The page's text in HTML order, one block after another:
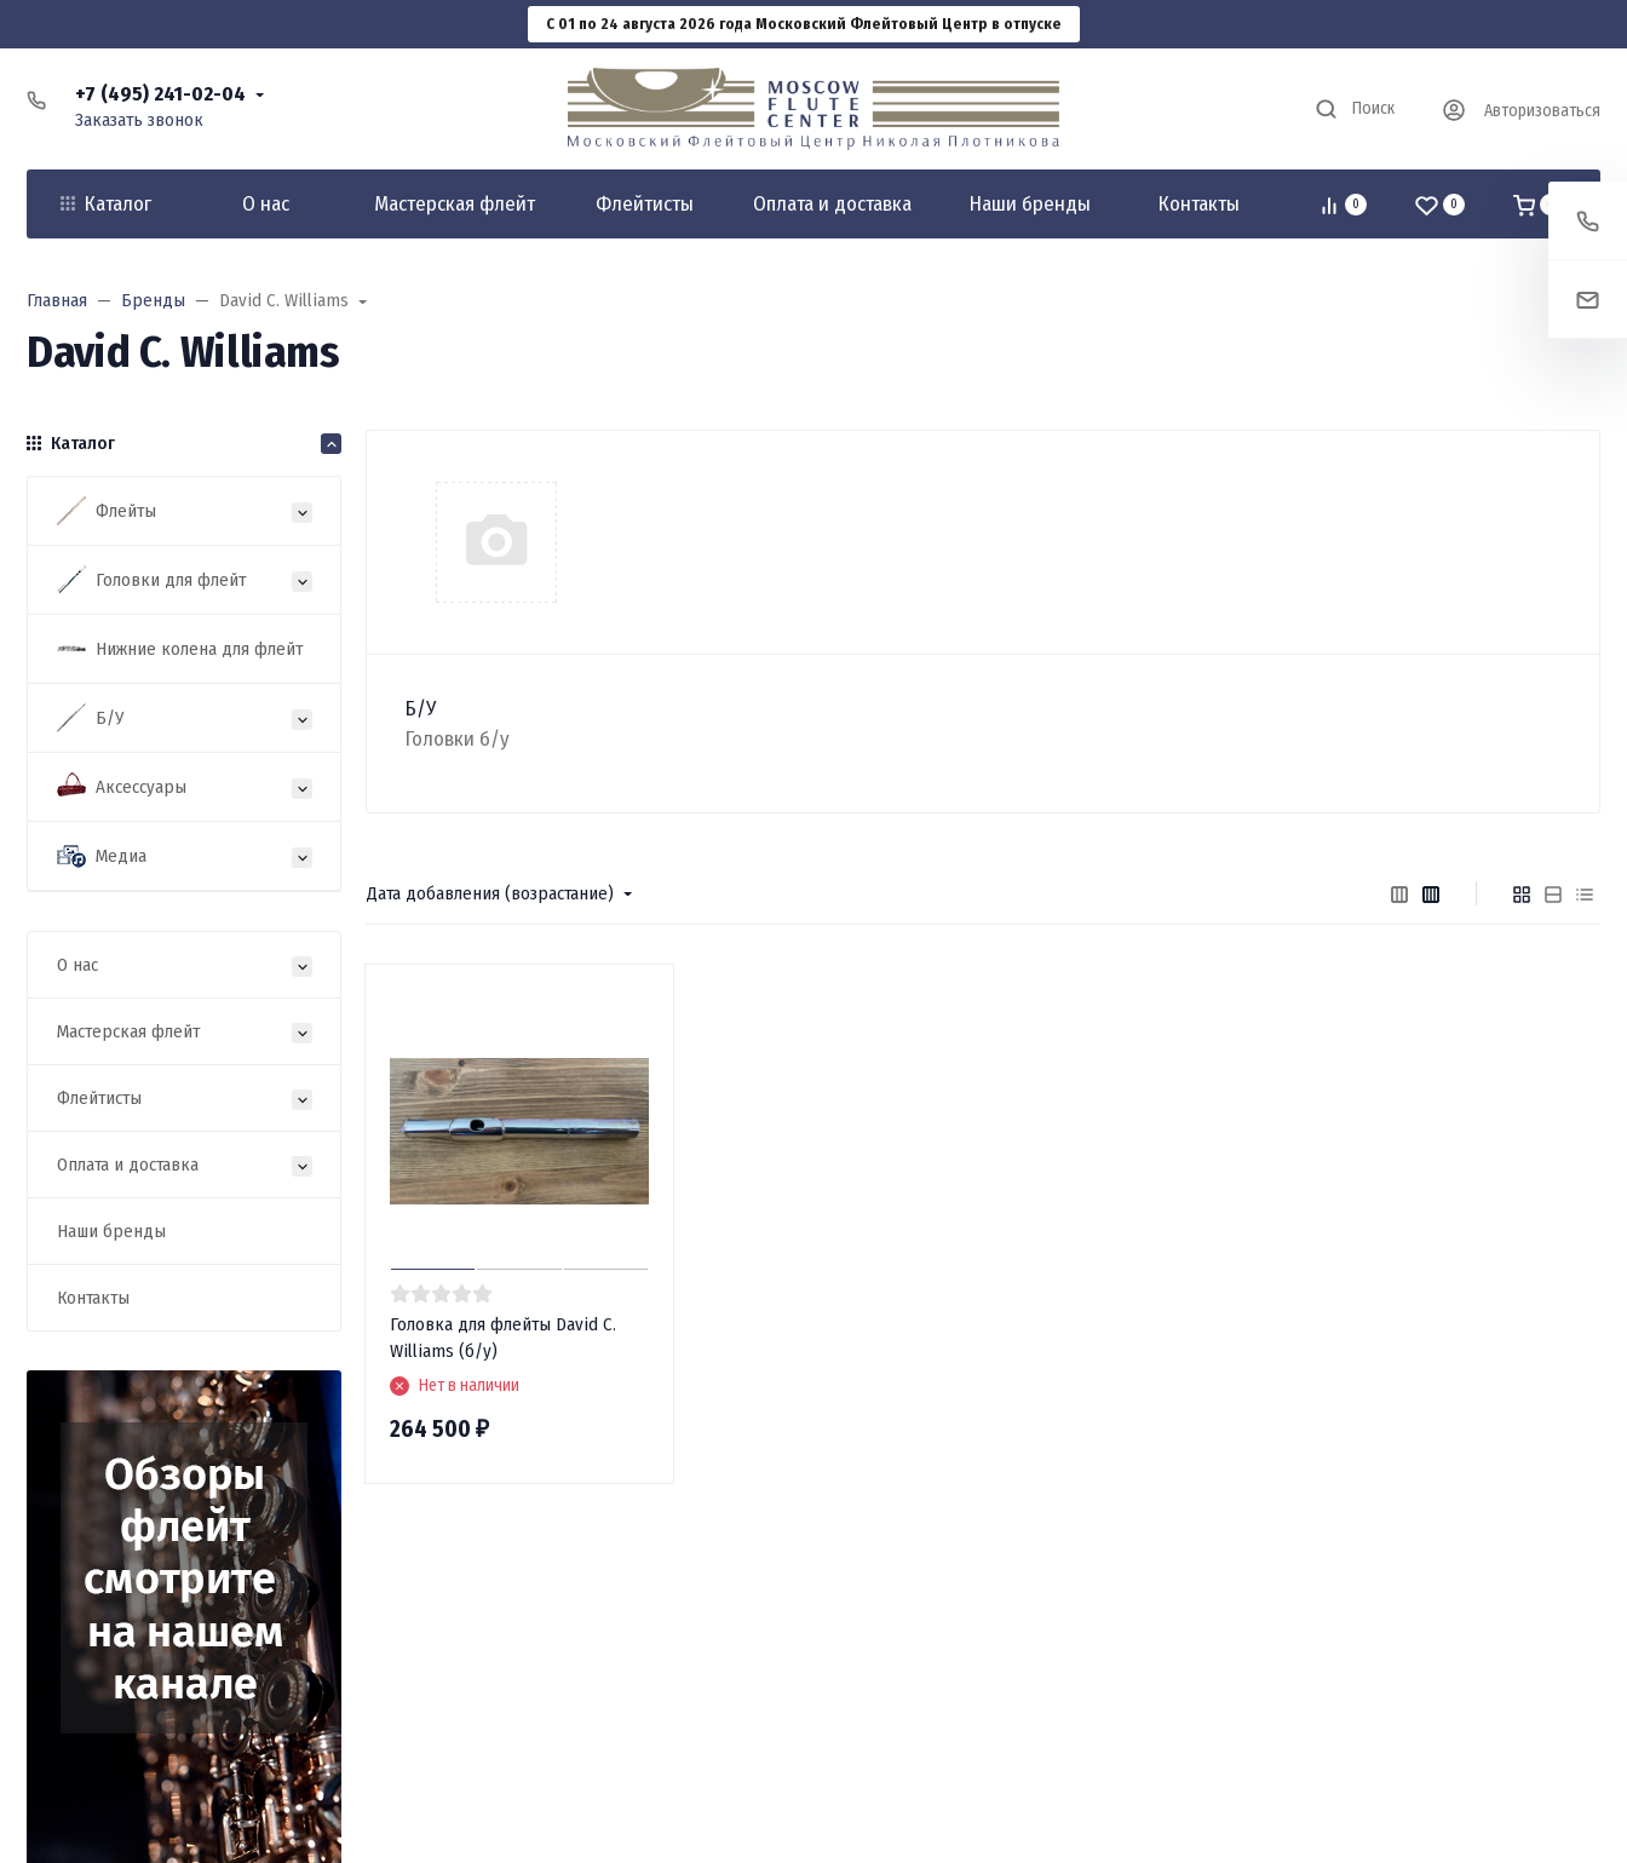
С 01 по 24 августа 2026 года Московский Флейтовый Центр в отпуске
+7 (495) 241-02-04
Заказать звонок
Поиск Авторизоваться
Каталог О нас Мастерская флейт Флейтисты Оплата и доставка Наши бренды Контакты 0 0
Главная Бренды David C. Williams
David C. Williams
Каталог
Флейты
Головки для флейт
Нижние колена для флейт
Б/У
Аксессуары
Медиа
О нас
Мастерская флейт
Флейтисты
Оплата и доставка
Наши бренды
Контакты
Б/У
Головки б/у
Дата добавления (возрастание)
Головка для флейты David C.
Williams (б/у)
Нет в наличии
264 500 ₽